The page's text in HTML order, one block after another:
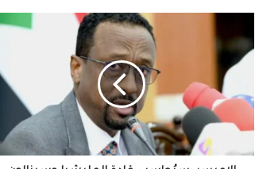
سيُحاسب
قادة
المليشيا
وسينالون
أشد
الدول